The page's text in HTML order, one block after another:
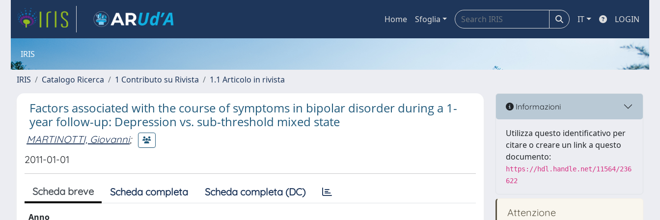
Home Sfoglia IT LOGIN
IRIS
IRIS Catalogo Ricerca 1 Contributo su Rivista 1.1 Articolo in rivista
Factors associated with the course of symptoms in bipolar disorder during a 1-
year follow-up: Depression vs. sub-threshold mixed state
MARTINOTTI, Giovanni;
2011-01-01
Scheda breve Scheda completa Scheda completa (DC)
Anno
Informazioni
Utilizza questo identificativo per
citare o creare un link a questo
documento:
https://hdl.handle.net/11564/236
622
Attenzione